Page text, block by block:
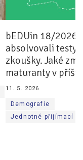
bEDUin 18/
absolvovali testy
zkoušky. Jaké
maturanty v
11. 5. 2026
Demografie
Jednotné přijímací